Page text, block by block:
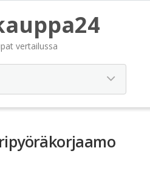
vertailussa